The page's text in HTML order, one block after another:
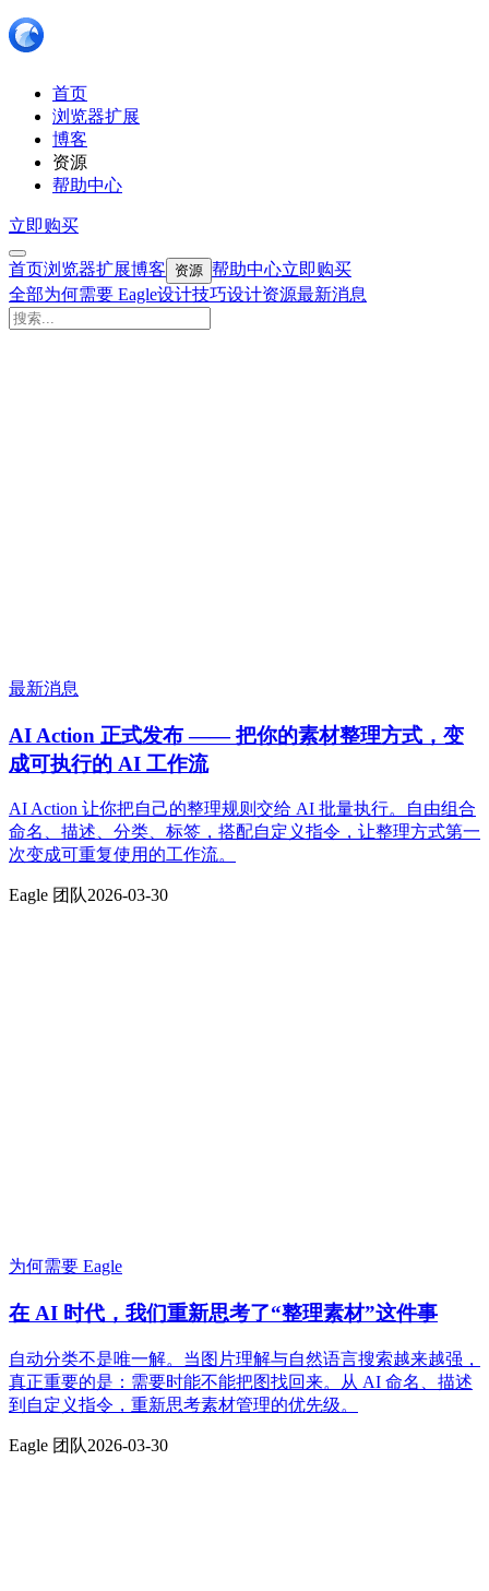
首页
浏览器扩展
博客
资源
帮助中心
立即购买
首页浏览器扩展博客 资源 帮助中心立即购买
全部为何需要 Eagle设计技巧设计资源最新消息
最新消息
AI Action 正式发布 —— 把你的素材整理方式，变
成可执行的 AI 工作流
AI Action 让你把自己的整理规则交给 AI 批量执行。自由组合
命名、描述、分类、标签，搭配自定义指令，让整理方式第一
次变成可重复使用的工作流。
Eagle 团队2026-03-30
为何需要 Eagle
在 AI 时代，我们重新思考了“整理素材”这件事
自动分类不是唯一解。当图片理解与自然语言搜索越来越强，
真正重要的是：需要时能不能把图找回来。从 AI 命名、描述
到自定义指令，重新思考素材管理的优先级。
Eagle 团队2026-03-30